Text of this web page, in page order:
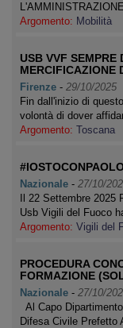
Argomento: Mobilità
USB VVF SEMPRE
MERCIFICAZIONE
Firenze - 29/10/2025
Fin dall'inizio di
volontà di dover
Argomento: Toscana
Nazionale - 27/10/
Il 22 Settembre 2025
Usb Vigili del Fuoco
Argomento: Vigili del
PROCEDURA
FORMAZIONE
Nazionale - 27/10/
Al Capo
Difesa Civile